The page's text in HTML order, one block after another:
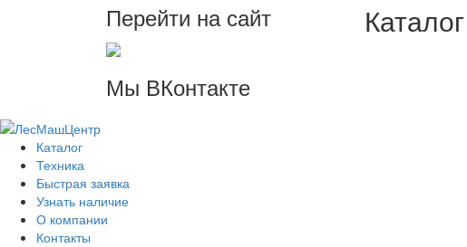
Перейти на сайт
Мы ВКонтакте
Каталог
Техника
Быстрая заявка
Узнать наличие
О компании
Контакты